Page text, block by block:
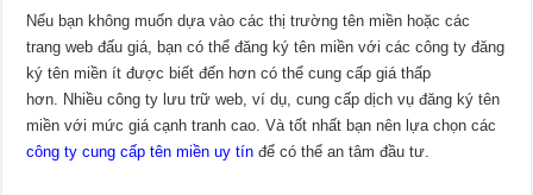
Nếu bạn không muốn dựa vào các thị trường tên miền hoặc các
trang web đấu giá, bạn có thể đăng ký tên miền với các công ty đăng
ký tên miền ít được biết đến hơn có thể cung cấp giá thấp
hơn. Nhiều công ty lưu trữ web, ví dụ, cung cấp dịch vụ đăng ký tên
miền với mức giá cạnh tranh cao. Và tốt nhất bạn nên lựa chọn các
công ty cung cấp tên miền uy tín để có thể an tâm đầu tư.